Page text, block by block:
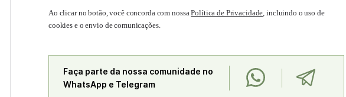
Ao clicar no botão, você concorda com nossaPolítica de Privacidade, incluindo o uso de
cookies e o envio de comunicações.
Faça parte da nossa comunidade no
WhatsApp e Telegram